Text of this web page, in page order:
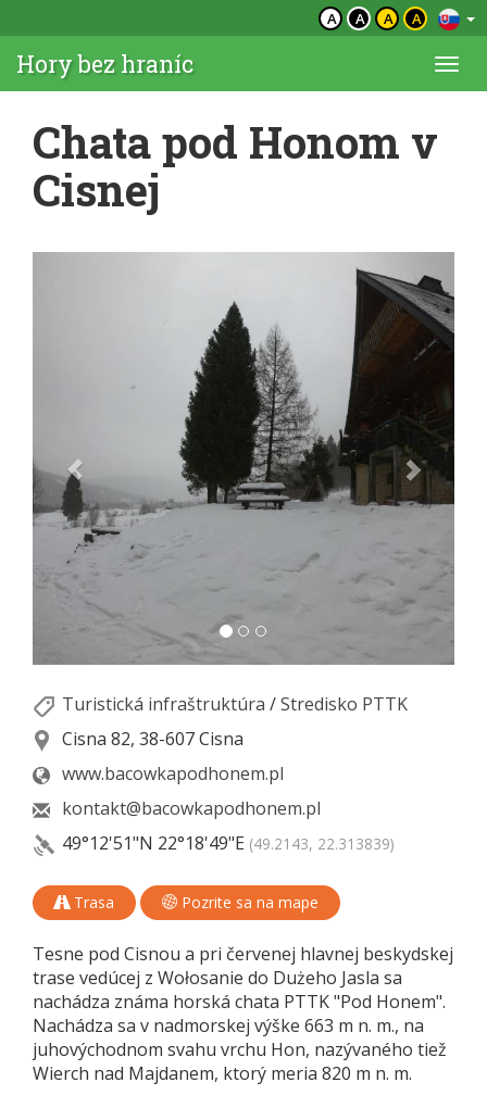
A A A A
Hory bez hraníc
Chata pod Honom v
Cisnej
Turistická infraštruktúra /Stredisko PTTK
Cisna 82, 38-607 Cisna
www.bacowkapodhonem.pl
kontakt@bacowkapodhonem.pl
49°12'51"N 22°18'49"E (49.2143, 22.313839)
Trasa Pozrite sa na mape
Tesne pod Cisnou a pri červenej hlavnej beskydskej
trase vedúcej z Wołosanie do Dużeho Jasla sa
nachádza známa horská chata PTTK "Pod Honem".
Nachádza sa v nadmorskej výške 663 m n. m., na
juhovýchodnom svahu vrchu Hon, nazývaného tiež
Wierch nad Majdanem, ktorý meria 820 m n. m.